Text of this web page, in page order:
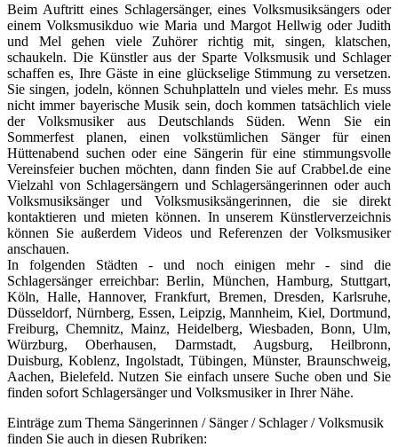
Beim Auftritt eines Schlagersänger, eines Volksmusiksängers oder
einem Volksmusikduo wie Maria und Margot Hellwig oder Judith
und Mel gehen viele Zuhörer richtig mit, singen, klatschen,
schaukeln. Die Künstler aus der Sparte Volksmusik und Schlager
schaffen es, Ihre Gäste in eine glückselige Stimmung zu versetzen.
Sie singen, jodeln, können Schuhplatteln und vieles mehr. Es muss
nicht immer bayerische Musik sein, doch kommen tatsächlich viele
der Volksmusiker aus Deutschlands Süden. Wenn Sie ein
Sommerfest planen, einen volkstümlichen Sänger für einen
Hüttenabend suchen oder eine Sängerin für eine stimmungsvolle
Vereinsfeier buchen möchten, dann finden Sie auf Crabbel.de eine
Vielzahl von Schlagersängern und Schlagersängerinnen oder auch
Volksmusiksänger und Volksmusiksängerinnen, die sie direkt
kontaktieren und mieten können. In unserem Künstlerverzeichnis
können Sie außerdem Videos und Referenzen der Volksmusiker
anschauen.
In folgenden Städten - und noch einigen mehr - sind die
Schlagersänger erreichbar: Berlin, München, Hamburg, Stuttgart,
Köln, Halle, Hannover, Frankfurt, Bremen, Dresden, Karlsruhe,
Düsseldorf, Nürnberg, Essen, Leipzig, Mannheim, Kiel, Dortmund,
Freiburg, Chemnitz, Mainz, Heidelberg, Wiesbaden, Bonn, Ulm,
Würzburg, Oberhausen, Darmstadt, Augsburg, Heilbronn,
Duisburg, Koblenz, Ingolstadt, Tübingen, Münster, Braunschweig,
Aachen, Bielefeld. Nutzen Sie einfach unsere Suche oben und Sie
finden sofort Schlagersänger und Volksmusiker in Ihrer Nähe.
Einträge zum Thema Sängerinnen / Sänger / Schlager / Volksmusik
finden Sie auch in diesen Rubriken: